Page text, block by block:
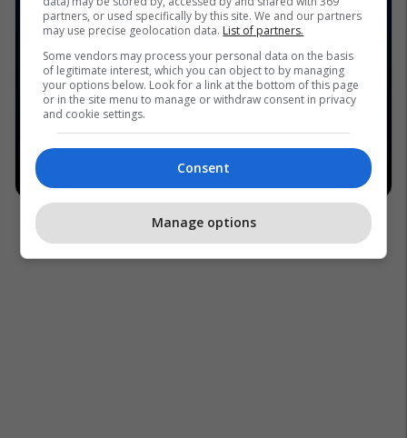
partners, or used specifically by this site. We and our partners
may use precise geolocation data. List of partners.
Some vendors may process your personal data on the basis
of legitimate interest, which you can object to by managing
your options below. Look for a link at the bottom of this page
or in the site menu to manage or withdraw consent in privacy
and cookie settings.
Consent
Manage options